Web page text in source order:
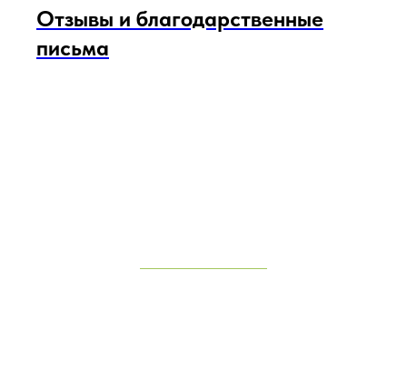
Отзывы и благодарственные
письма